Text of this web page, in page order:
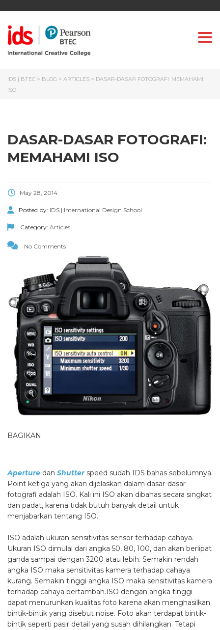
IDS | BTEC > BLOG > ARTICLES > DASAR-DASAR FOTOGRAFI: MEMAHAMI
ISO
DASAR-DASAR FOTOGRAFI:
MEMAHAMI ISO
May 28, 2014
Posted by: IDS | International Design School
Category: Articles
No Comments
BAGIKAN
Aperture dan Shutterspeed sudah IDS bahas sebelumnya.
Point ketiga yang akan dijelaskan dalam dasar-dasar
fotografi adalah ISO. Kali ini ISO akan dibahas secara singkat
dan padat, karena tidak butuh banyak detail untuk
menjabarkan tentang ISO.
ISO adalah ukuran sensitivitas sensor terhadap cahaya.
Ukuran ISO dimulai dari angka 50, 80, 100, dan akan berlipat
ganda sampai dengan 3200 atau lebih. Semakin rendah
angka ISO maka sensitivitas kamera terhadap cahaya
kurang. Semakin tinggi angka ISO maka sensitivitas kamera
terhadap cahaya bertambah.ISO dengan angka tinggi
dapat menurunkan kualitas foto karena akan menghasilkan
bintik-bintik yang disebut noise. Foto akan terdapat bintik-
bintik seperti pasir detail yang susah dihilangkan. Tetapi